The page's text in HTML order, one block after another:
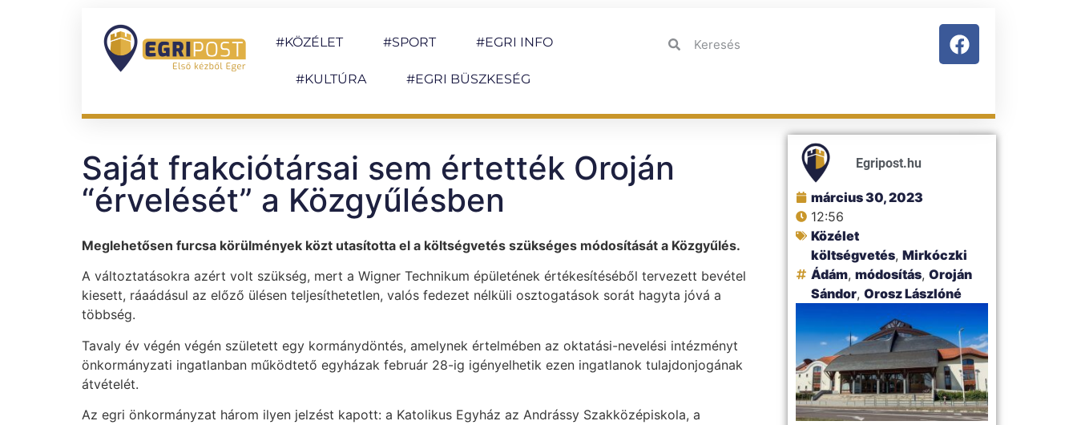
#KÖZÉLET #SPORT #EGRI INFO
#KULTÚRA #EGRI BÜSZKESÉG
Saját frakciótársai sem értették Oroján
“érvelését” a Közgyűlésben
Meglehetősen furcsa körülmények közt utasította el a költségvetés szükséges módosítását a Közgyűlés.
A változtatásokra azért volt szükség, mert a Wigner Technikum épületének értékesítéséből tervezett bevétel
kiesett, ráaádásul az előző ülésen teljesíthetetlen, valós fedezet nélküli osztogatások sorát hagyta jóvá a
többség.
Tavaly év végén végén született egy kormánydöntés, amelynek értelmében az oktatási-nevelési intézményt
önkormányzati ingatlanban működtető egyházak február 28-ig igényelhetik ezen ingatlanok tulajdonjogának
átvételét.
Az egri önkormányzat három ilyen jelzést kapott: a Katolikus Egyház az Andrássy Szakközépiskola, a
Egripost.hu
március 30, 2023
12:56
Közélet
költségvetés,Mirkóczki
Ádám,módosítás,Oroján
Sándor,Orosz Lászlóné